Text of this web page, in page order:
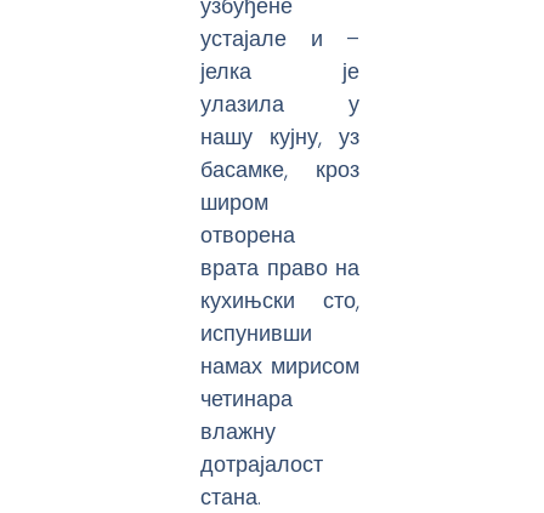
устајале и –
јелка је
улазила у
нашу кујну, уз
басамке, кроз
широм
отворена
врата право на
кухињски сто,
испунивши
намах мирисом
четинара
влажну
дотрајалост
стана.